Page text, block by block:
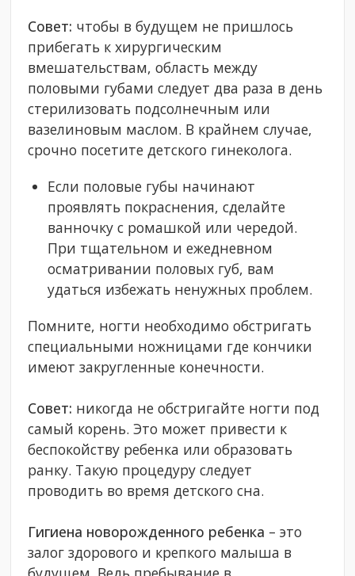
Совет: чтобы в будущем не пришлось
прибегать к хирургическим
вмешательствам, область между
половыми губами следует два раза в день
стерилизовать подсолнечным или
вазелиновым маслом. В крайнем случае,
срочно посетите детского гинеколога.
Если половые губы начинают
проявлять покраснения, сделайте
ванночку с ромашкой или чередой.
При тщательном и ежедневном
осматривании половых губ, вам
удаться избежать ненужных проблем.
Помните, ногти необходимо обстригать
специальными ножницами где кончики
имеют закругленные конечности.
Совет: никогда не обстригайте ногти под
самый корень. Это может привести к
беспокойству ребенка или образовать
ранку. Такую процедуру следует
проводить во время детского сна.
Гигиена новорожденного ребенка – это
залог здорового и крепкого малыша в